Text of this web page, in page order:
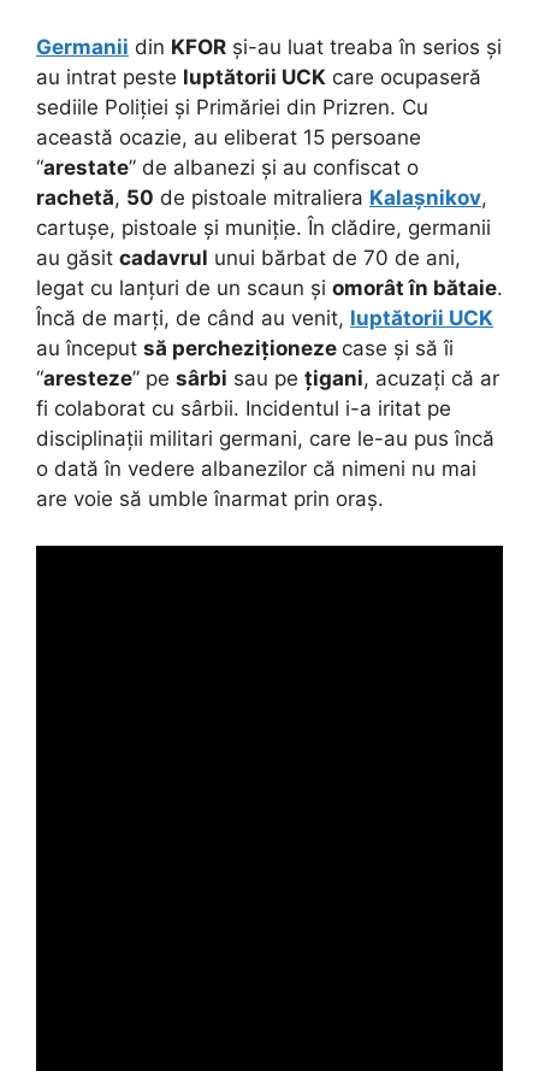
Germanii din KFOR și-au luat treaba în serios și
au intrat peste luptătorii UCK care ocupaseră
sediile Poliției și Primăriei din Prizren. Cu
această ocazie, au eliberat 15 persoane
“arestate” de albanezi și au confiscat o
rachetă, 50 de pistoale mitraliera Kalașnikov,
cartușe, pistoale și muniție. În clădire, germanii
au găsit cadavrul unui bărbat de 70 de ani,
legat cu lanțuri de un scaun și omorât în bătaie.
Încă de marți, de când au venit, luptătorii UCK
au început să percheziționeze case și să îi
“aresteze” pe sârbi sau pe țigani, acuzați că ar
fi colaborat cu sârbii. Incidentul i-a iritat pe
disciplinații militari germani, care le-au pus încă
o dată în vedere albanezilor că nimeni nu mai
are voie să umble înarmat prin oraș.